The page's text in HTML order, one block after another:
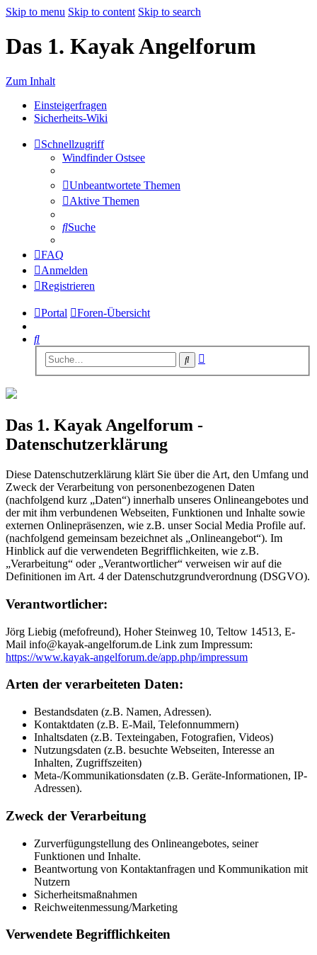
Skip to menu Skip to content Skip to search
Das 1. Kayak Angelforum
Zum Inhalt
Einsteigerfragen
Sicherheits-Wiki
Schnellzugriff
Windfinder Ostsee
Unbeantwortete Themen
Aktive Themen
Suche
FAQ
Anmelden
Registrieren
Portal Foren-Übersicht
Suche
Suche
Das 1. Kayak Angelforum -
Datenschutzerklärung
Diese Datenschutzerklärung klärt Sie über die Art, den Umfang und
Zweck der Verarbeitung von personenbezogenen Daten
(nachfolgend kurz „Daten“) innerhalb unseres Onlineangebotes und
der mit ihm verbundenen Webseiten, Funktionen und Inhalte sowie
externen Onlinepräsenzen, wie z.B. unser Social Media Profile auf.
(nachfolgend gemeinsam bezeichnet als „Onlineangebot“). Im
Hinblick auf die verwendeten Begrifflichkeiten, wie z.B.
„Verarbeitung“ oder „Verantwortlicher“ verweisen wir auf die
Definitionen im Art. 4 der Datenschutzgrundverordnung (DSGVO).
Verantwortlicher:
Jörg Liebig (mefofreund), Hoher Steinweg 10, Teltow 14513, E-
Mail info@kayak-angelforum.de Link zum Impressum:
https://www.kayak-angelforum.de/app.php/impressum
Arten der verarbeiteten Daten:
Bestandsdaten (z.B. Namen, Adressen).
Kontaktdaten (z.B. E-Mail, Telefonnummern)
Inhaltsdaten (z.B. Texteingaben, Fotografien, Videos)
Nutzungsdaten (z.B. besuchte Webseiten, Interesse an
Inhalten, Zugriffszeiten)
Meta-/Kommunikationsdaten (z.B. Geräte-Informationen, IP-
Adressen).
Zweck der Verarbeitung
Zurverfügungstellung des Onlineangebotes, seiner
Funktionen und Inhalte.
Beantwortung von Kontaktanfragen und Kommunikation mit
Nutzern
Sicherheitsmaßnahmen
Reichweitenmessung/Marketing
Verwendete Begrifflichkeiten